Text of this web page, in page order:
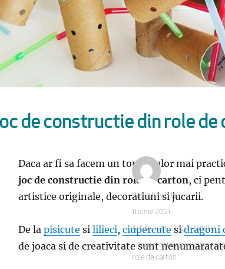
de constructie din role de
Daca ar fi sa facem un top al celor mai
joc de constructie din role de carton, ci
artistice originale, decoratiuni si jucarii.
De la pisicute si lilieci, ciupercutesidragoni
de joaca si de creativitate sunt
Autor
Radio Itsy Bitsy
Publicat
pe
11 iunie 2021
Categorii
Art & Craft,Timp in familie
Etichete
jucarii creative,reciclare
role de carton